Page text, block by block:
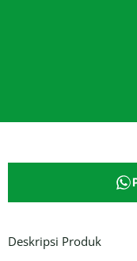
Deskripsi Produk